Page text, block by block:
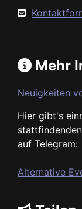
Mehr
Neuigkeiten
Hier gibt's
auf Telegram:
Alternative